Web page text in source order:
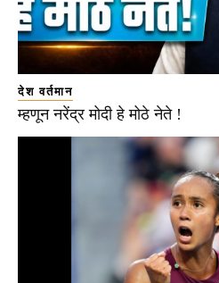
देश वर्तमान
म्हणून नरेंद्र मोदी हे मोठे नेते !